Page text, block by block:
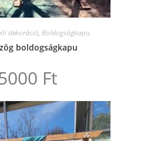
dekoráció, Boldogságkapu
boldogságkapu
Ft